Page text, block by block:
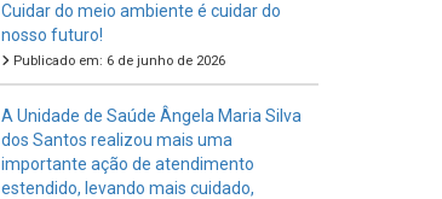
Cuidar do meio ambiente é cuidar do
nosso futuro!
Publicado em: 6 de junho de 2026
A Unidade de Saúde Ângela Maria Silva
dos Santos realizou mais uma
importante ação de atendimento
estendido, levando mais cuidado,